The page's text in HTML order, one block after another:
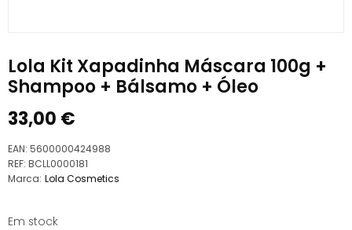
Lola Kit Xapadinha Máscara 100g +
Shampoo + Bálsamo + Óleo
33,00 €
EAN: 5600000424988
REF: BCLL0000181
Marca: Lola Cosmetics
Em stock